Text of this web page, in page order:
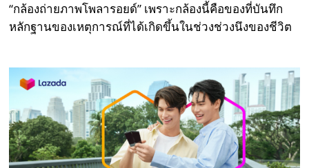
“กล้องถ่ายภาพโพลารอยด์” เพราะกล้องนี้คือของที่บันทึก
หลักฐานของเหตุการณ์ที่ได้เกิดขึ้นในช่วงช่วงนึงของชีวิต